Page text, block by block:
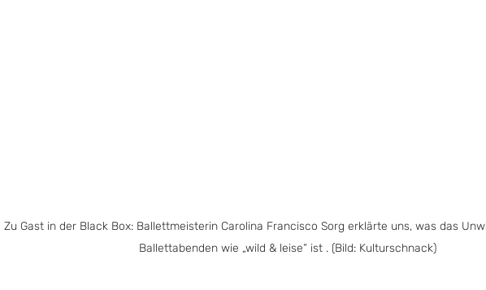
Zu Gast in der Black Box: Ballettmeisterin Carolina Francisco Sorg erklärte uns, was das
Ballettabenden wie „wild & leise“ ist . (Bild: Kulturschnack)